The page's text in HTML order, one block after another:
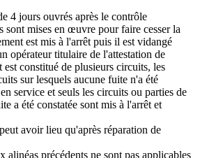
4 jours ouvrés après le contrôle
sont mises en œuvre pour faire cesser la
est mis à l'arrêt puis il est vidangé
opérateur titulaire de l'attestation de
constitué de plusieurs circuits, les
sur lesquels aucune fuite n'a été
service et seuls les circuits ou parties de
a été constatée sont mis à l'arrêt et
avoir lieu qu'après réparation de
alinéas précédents ne sont pas applicables